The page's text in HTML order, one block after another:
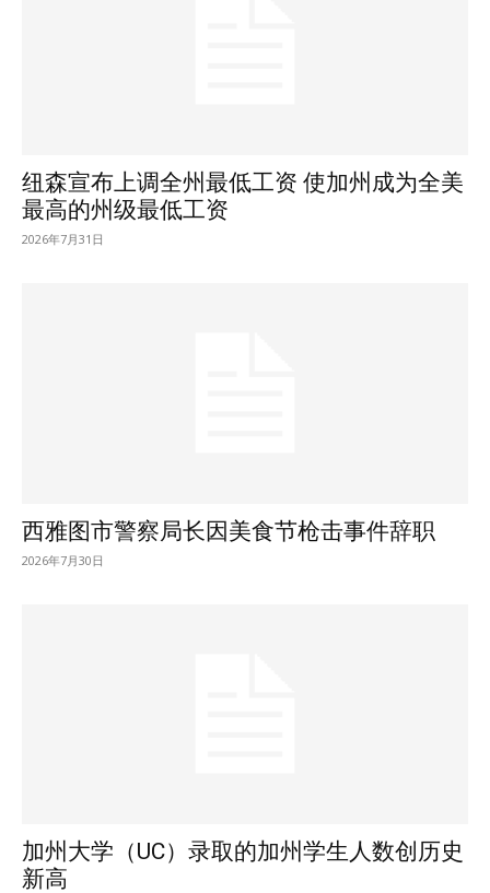
纽森宣布上调全州最低工资 使加州成为全美
最高的州级最低工资
2026年7月31日
西雅图市警察局长因美食节枪击事件辞职
2026年7月30日
加州大学（UC）录取的加州学生人数创历史
新高